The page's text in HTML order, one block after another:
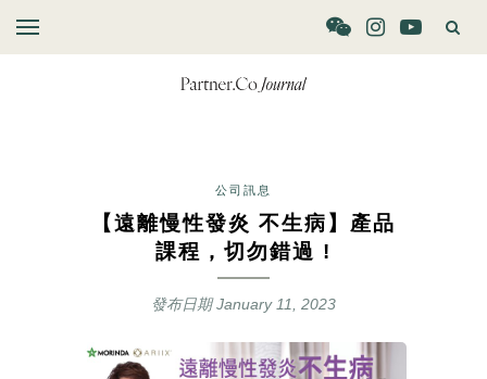
公司訊息
【遠離慢性發炎 不生病】產品
課程，切勿錯過 !
發布日期January 11, 2023